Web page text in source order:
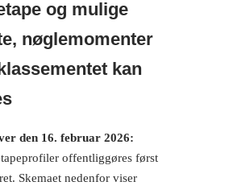
og mulige
nøglemomenter
kan
den 16. februar 2026:
offentliggøres først
Skemaet nedenfor viser